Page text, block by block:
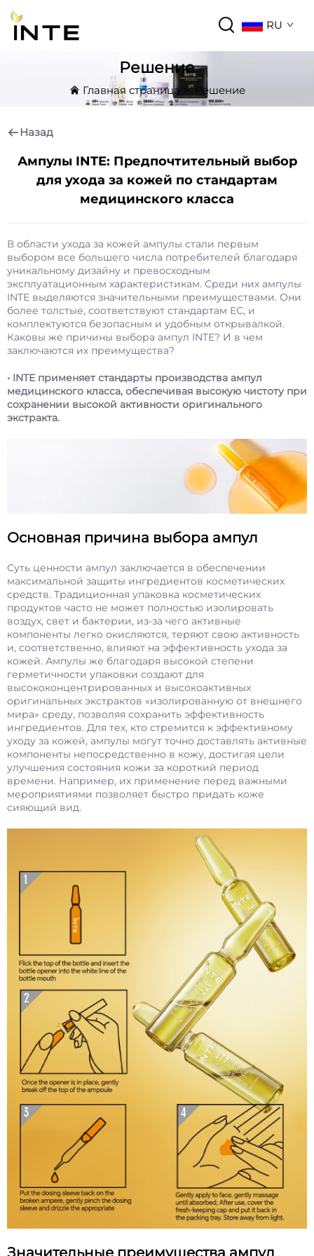
RU
Решение
Главная страница > Решение
Назад
Ампулы INTE: Предпочтительный выбор
для ухода за кожей по стандартам
медицинского класса
В области ухода за кожей ампулы стали первым
выбором все большего числа потребителей благодаря
уникальному дизайну и превосходным
эксплуатационным характеристикам. Среди них ампулы
INTE выделяются значительными преимуществами. Они
более толстые, соответствуют стандартам ЕС, и
комплектуются безопасным и удобным открывалкой.
Каковы же причины выбора ампул INTE? И в чем
заключаются их преимущества?​
• INTE применяет стандарты производства ампул
медицинского класса, обеспечивая высокую чистоту при
сохранении высокой активности оригинального
экстракта.
Основная причина выбора ампул
Суть ценности ампул заключается в обеспечении
максимальной защиты ингредиентов косметических
средств. Традиционная упаковка косметических
продуктов часто не может полностью изолировать
воздух, свет и бактерии, из-за чего активные
компоненты легко окисляются, теряют свою активность
и, соответственно, влияют на эффективность ухода за
кожей. Ампулы же благодаря высокой степени
герметичности упаковки создают для
высококонцентрированных и высокоактивных
оригинальных экстрактов «изолированную от внешнего
мира» среду, позволяя сохранить эффективность
ингредиентов. Для тех, кто стремится к эффективному
уходу за кожей, ампулы могут точно доставлять активные
компоненты непосредственно в кожу, достигая цели
улучшения состояния кожи за короткий период
времени. Например, их применение перед важными
мероприятиями позволяет быстро придать коже
сияющий вид.
Значительные преимущества ампул